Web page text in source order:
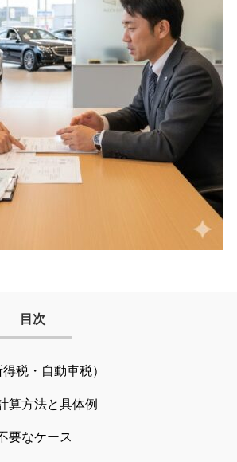
目次
税・自動車税）
算方法と具体例
要なケース